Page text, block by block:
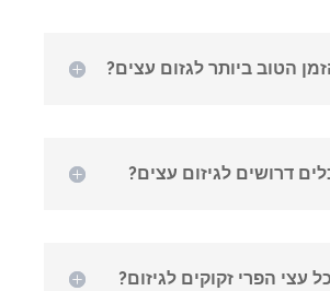
הטוב ביותר לגזום עצים?
דרושים לגיזום עצים?
עצי הפרי זקוקים לגיזום?